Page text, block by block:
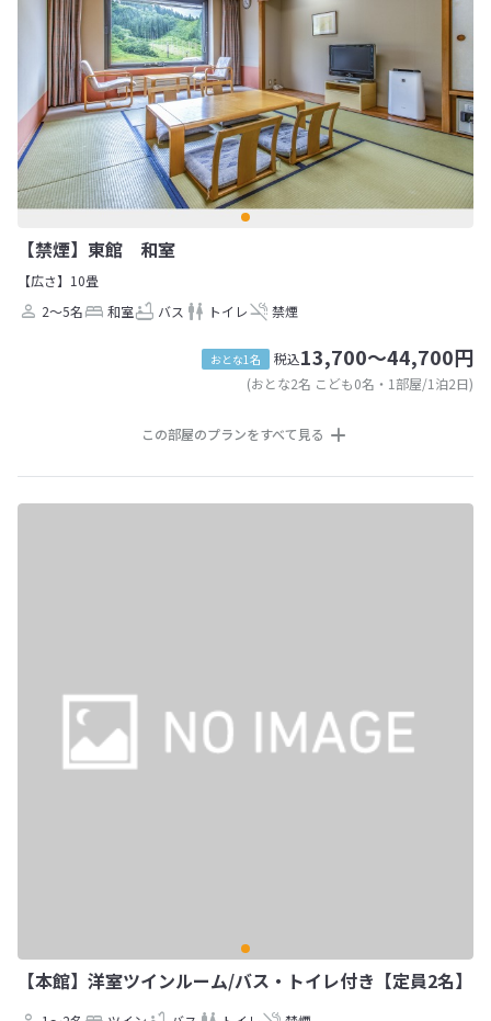
【禁煙】東館 和室
【広さ】10畳
2～5名
和室 バス トイレ 禁煙
おとな1名 税込13,700～44,700円
(おとな2名 こども0名・1部屋/1泊2日)
この部屋のプランをすべて見る
【本館】洋室ツインルーム/バス・トイレ付き【定員2名】